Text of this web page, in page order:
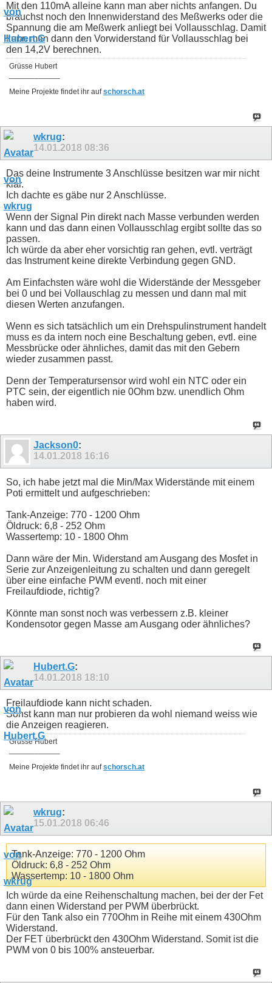
Mit den 110mA alleine kann man aber nichts anfangen. Du
brauchst noch den Innenwiderstand des Meßwerks oder die
Spannung die am Meßwerk anliegt bei Vollausschlag. Damit
kann man dann den Vorwiderstand für Vollausschlag bei
den 14,2V berechnen.
Grüsse Hubert
Meine Projekte findet ihr aufschorsch.at
wkrug:
14.01.2018 08:36
Das deine Instrumente 3 Anschlüsse besitzen war mir nicht
klar.
Ich dachte es gäbe nur 2 Anschlüsse.
Wenn der Signal Pin direkt nach Masse verbunden werden
kann und das dann einen Vollausschlag ergibt sollte das so
passen.
Ich würde da aber eher vorsichtig ran gehen, evtl. verträgt
das Instrument keine direkte Verbindung gegen GND.
Am Einfachsten wäre wohl die Widerstände der Messgeber
bei 0 und bei Vollauschlag zu messen und dann mal mit
diesen Werten anzufangen.
Wenn es sich tatsächlich um ein Drehspulinstrument handelt
muss es da intern noch eine Beschaltung geben, evtl. eine
Messbrücke oder ähnliches, damit das mit den Gebern
wieder zusammen passt.
Denn der Temperatursensor wird wohl ein NTC oder ein
PTC sein, der eigentlich nie 0Ohm bzw. unendlich Ohm
haben wird.
Jackson0:
14.01.2018 16:16
So, ich habe jetzt mal die Min/Max Widerstände mit einem
Poti ermittelt und aufgeschrieben:
Tank-Anzeige: 770 - 1200 Ohm
Öldruck: 6,8 - 252 Ohm
Wassertemp: 10 - 1800 Ohm
Dann wäre der Min. Widerstand am Ausgang des Mosfet in
Serie zur Anzeigenleitung zu schalten und dann geregelt
über eine einfache PWM eventl. noch mit einer
Freilaufdiode, richtig?
Könnte man sonst noch was verbessern z.B. kleiner
Kondensotor gegen Masse am Ausgang oder ähnliches?
Hubert.G:
14.01.2018 18:10
Freilaufdiode kann nicht schaden.
Sonst kann man nur probieren da wohl niemand weiss wie
die Anzeigen reagieren.
Grüsse Hubert
Meine Projekte findet ihr aufschorsch.at
wkrug:
15.01.2018 06:46
Tank-Anzeige: 770 - 1200 Ohm
Öldruck: 6,8 - 252 Ohm
Wassertemp: 10 - 1800 Ohm
Ich würde da eine Reihenschaltung machen, bei der der Fet
dann einen Widerstand per PWM überbrückt.
Für den Tank also ein 770Ohm in Reihe mit einem 430Ohm
Widerstand.
Der FET überbrückt den 430Ohm Widerstand. Somit ist die
PWM von 0 bis 100% ansteuerbar.